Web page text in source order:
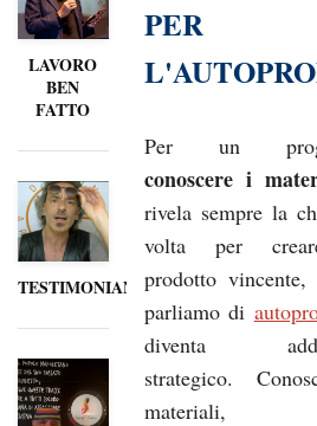
LAVORO
BEN
FATTO
TESTIMONIANZE
PER
Per un
conoscere i
rivela sempre la
volta per
prodotto
parliamo di
diventa
strategico.
materiali,